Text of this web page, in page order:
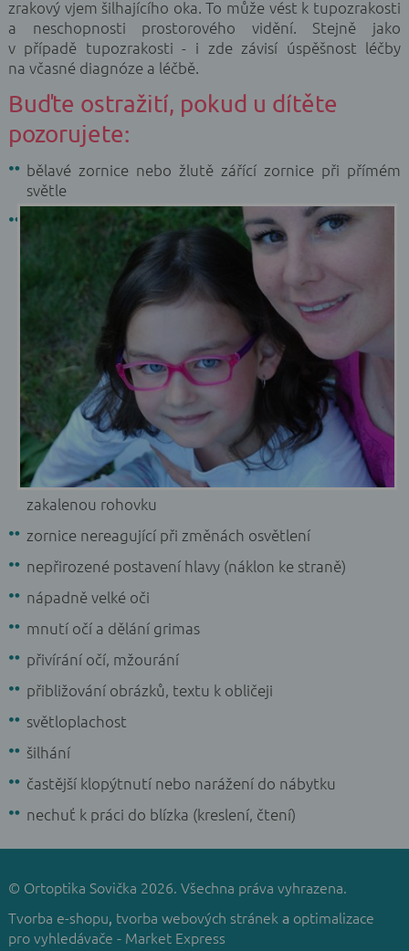
zrakový vjem šilhajícího oka. To může vést k tupozrakosti
a neschopnosti prostorového vidění. Stejně jako
v případě tupozrakosti - i zde závisí úspěšnost léčby
na včasné diagnóze a léčbě.
Buďte ostražití, pokud u dítěte
pozorujete:
bělavé zornice nebo žlutě zářící zornice při přímém
světle
zakalenou rohovku
zornice nereagující při změnách osvětlení
nepřirozené postavení hlavy (náklon ke straně)
nápadně velké oči
mnutí očí a dělání grimas
přivírání očí, mžourání
přibližování obrázků, textu k obličeji
světloplachost
šilhání
častější klopýtnutí nebo narážení do nábytku
nechuť k práci do blízka (kreslení, čtení)
© Ortoptika Sovička 2026. Všechna práva vyhrazena.
Tvorba e-shopu, tvorba webových stránek a optimalizace
pro vyhledávače - Market Express